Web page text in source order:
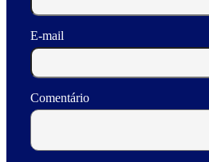
E-mail
Comentário